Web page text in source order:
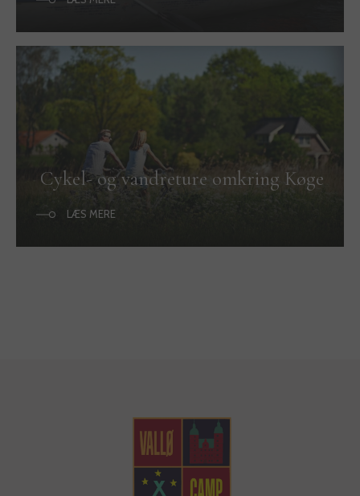
Cykel- og vandreture omkring Køge
LÆS MERE